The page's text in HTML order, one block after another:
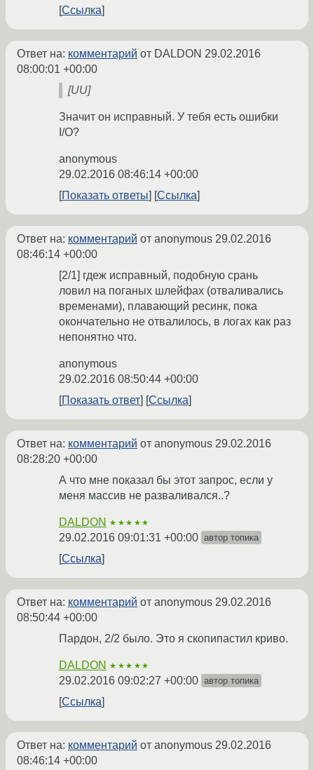
Ссылка
Ответ на: комментарий от DALDON 29.02.2016
08:00:01 +00:00
[UU]
Значит он исправный. У тебя есть ошибки
I/O?
anonymous
29.02.2016 08:46:14 +00:00
Показать ответы
Ссылка
Ответ на: комментарий от anonymous 29.02.2016
08:46:14 +00:00
[2/1] гдеж исправный, подобную срань
ловил на поганых шлейфах (отваливались
временами), плавающий ресинк, пока
окончательно не отвалилось, в логах как раз
непонятно что.
anonymous
29.02.2016 08:50:44 +00:00
Показать ответ
Ссылка
Ответ на: комментарий от anonymous 29.02.2016
08:28:20 +00:00
А что мне показал бы этот запрос, если у
меня массив не разваливался..?
DALDON ★★★★★
29.02.2016 09:01:31 +00:00 автор топика
Ссылка
Ответ на: комментарий от anonymous 29.02.2016
08:50:44 +00:00
Пардон, 2/2 было. Это я скопипастил криво.
DALDON ★★★★★
29.02.2016 09:02:27 +00:00 автор топика
Ссылка
Ответ на: комментарий от anonymous 29.02.2016
08:46:14 +00:00